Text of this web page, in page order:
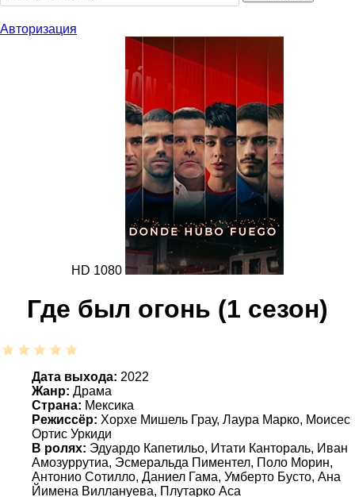
Авторизация
HD 1080
Где был огонь (1 сезон)
Дата выхода: 2022
Жанр: Драма
Страна: Мексика
Режиссёр: Хорхе Мишель Грау, Лаура Марко, Моисес
Ортис Уркиди
В ролях: Эдуардо Капетильо, Итати Кантораль, Иван
Амозуррутиа, Эсмеральда Пиментел, Поло Морин,
Антонио Сотилло, Даниел Гама, Умберто Бусто, Ана
Йимена Виллануева, Плутарко Аса